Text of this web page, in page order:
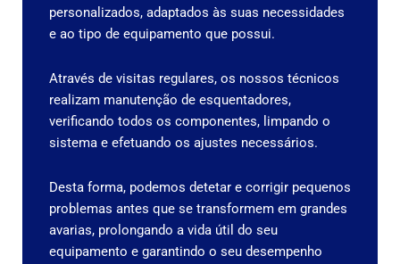
personalizados, adaptados às suas necessidades
e ao tipo de equipamento que possui.
Através de visitas regulares, os nossos técnicos
realizam manutenção de esquentadores,
verificando todos os componentes, limpando o
sistema e efetuando os ajustes necessários.
Desta forma, podemos detetar e corrigir pequenos
problemas antes que se transformem em grandes
avarias, prolongando a vida útil do seu
equipamento e garantindo o seu desempenho